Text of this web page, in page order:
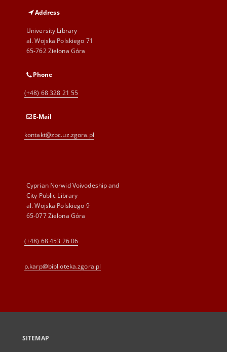
Address
University Library
al. Wojska Polskiego 71
65-762 Zielona Góra
Phone
(+48) 68 328 21 55
E-Mail
kontakt@zbc.uz.zgora.pl
Cyprian Norwid Voivodeship and
City Public Library
al. Wojska Polskiego 9
65-077 Zielona Góra
(+48) 68 453 26 06
p.karp@biblioteka.zgora.pl
SITEMAP